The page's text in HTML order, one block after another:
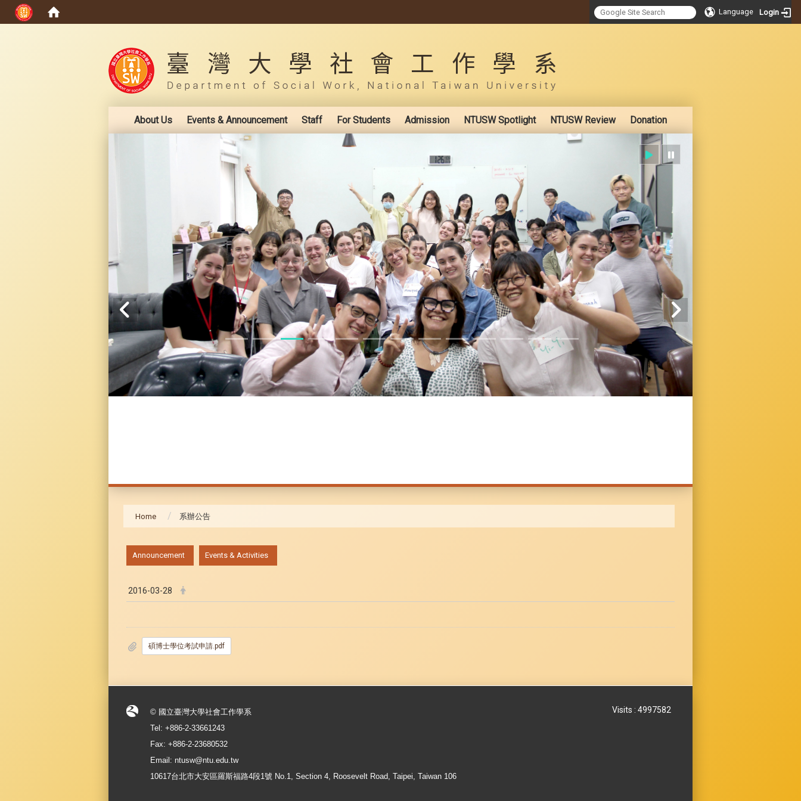
Language Login
About Us Events & Announcement Staff For Students Admission NTUSW Spotlight NTUSW Review Donation
Home 系辦公告
Announcement Events & Activities
2016-03-28
碩博士學位考試申請.pdf
© 國立臺灣大學社會工作學系
Tel: +886-2-33661243
Fax: +886-2-23680532
Email: ntusw@ntu.edu.tw
10617台北市大安區羅斯福路4段1號 No.1, Section 4, Roosevelt Road, Taipei, Taiwan 106
Visits : 4997582